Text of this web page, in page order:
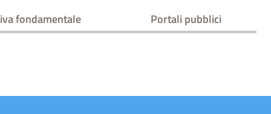
fondamentale Portali pubblici